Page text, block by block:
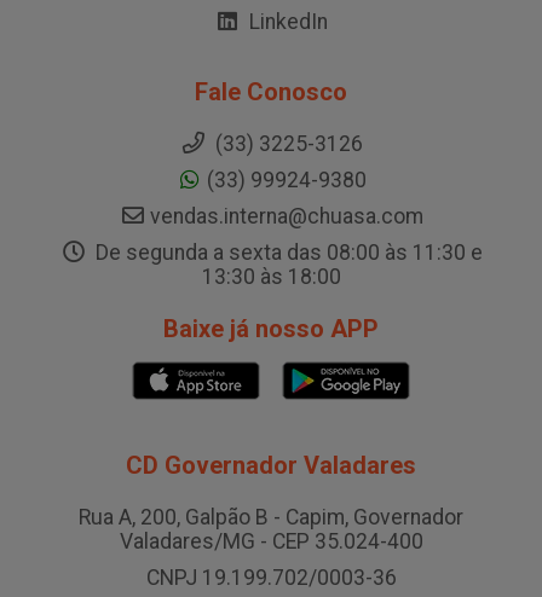
LinkedIn
Fale Conosco
(33) 3225-3126
(33) 99924-9380
vendas.interna@chuasa.com
De segunda a sexta das 08:00 às 11:30 e
13:30 às 18:00
Baixe já nosso APP
CD Governador Valadares
Rua A, 200, Galpão B - Capim, Governador
Valadares/MG - CEP 35.024-400
CNPJ 19.199.702/0003-36